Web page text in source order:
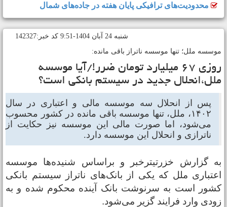
محدودیت‌های ترافیکی پایان هفته در جاده‌های شمال
شنبه 24 آبان 1404-9:51 کد خبر:142327
ملل؛ تنها موسسه ناتراز باقی ‌مانده:
روزی ۶۷ میلیارد تومان ضرر!/آیا موسسه
جدید در سیستم بانکی است‌؟
پس از انحلال سه موسسه مالی و اعتباری در سال
۱۴۰۲، ملل، تنها موسسه باقی مانده در کشور محسوب
می‌شود، اما صورت مالی این موسسه نیز حکایت از
ناترازی و انحلال این موسسه دارد.
گزارش خزرتیترخبر و براساس شنیده‌ها موسسه
ملل که یکی از بانک‌های ناتراز سیستم بانکی
است به سرنوشت بانک آینده محکوم شده و به
وارد فرایند گزیر می‌شود.